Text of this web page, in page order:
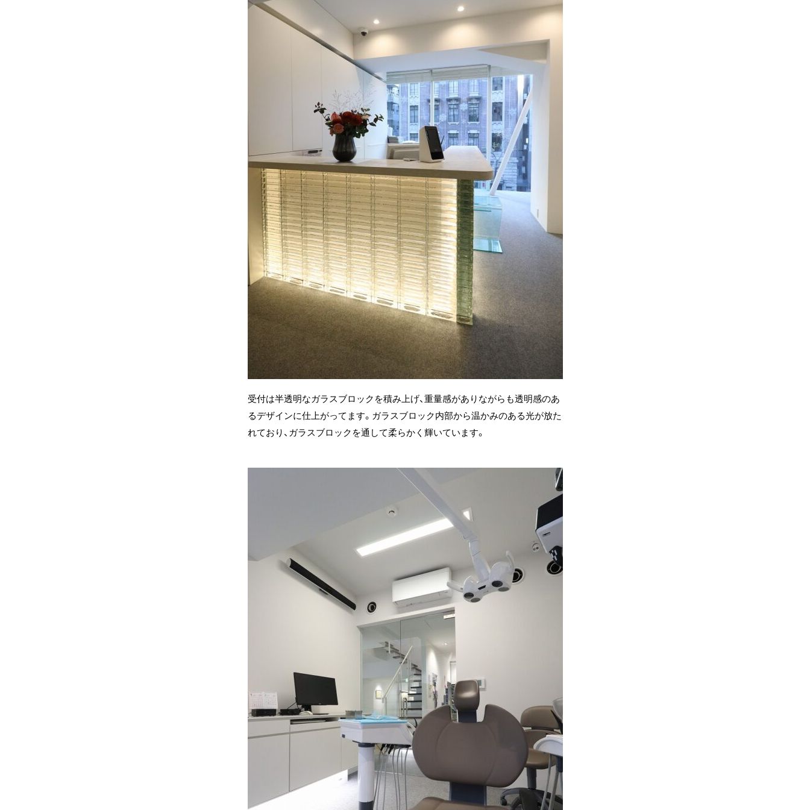
受付は半透明なガラスブロックを積み上げ、重量感がありながらも透明感のあ
るデザインに仕上がってます。ガラスブロック内部から温かみのある光が放た
れており、ガラスブロックを通して柔らかく輝いています。